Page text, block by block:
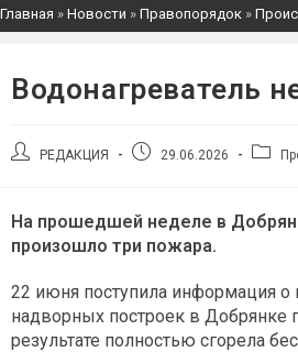
Главная » Новости » Правопорядок »
Водонагреватель
АвторРЕДАКЦИЯ
Запись29.06.2026
На прошедшей неделе в
произошло три пожара.
22 июня поступила информация о
надворных построек в Добрянке
результате полностью сгорела